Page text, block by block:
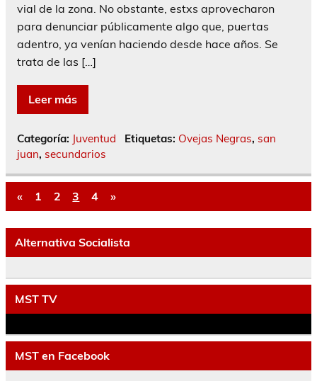
vial de la zona. No obstante, estxs aprovecharon
para denunciar públicamente algo que, puertas
adentro, ya venían haciendo desde hace años. Se
trata de las […]
Leer más
Categoría: Juventud Etiquetas: Ovejas Negras, san
juan, secundarios
« 1 2 3 4 »
Alternativa Socialista
MST TV
MST en Facebook